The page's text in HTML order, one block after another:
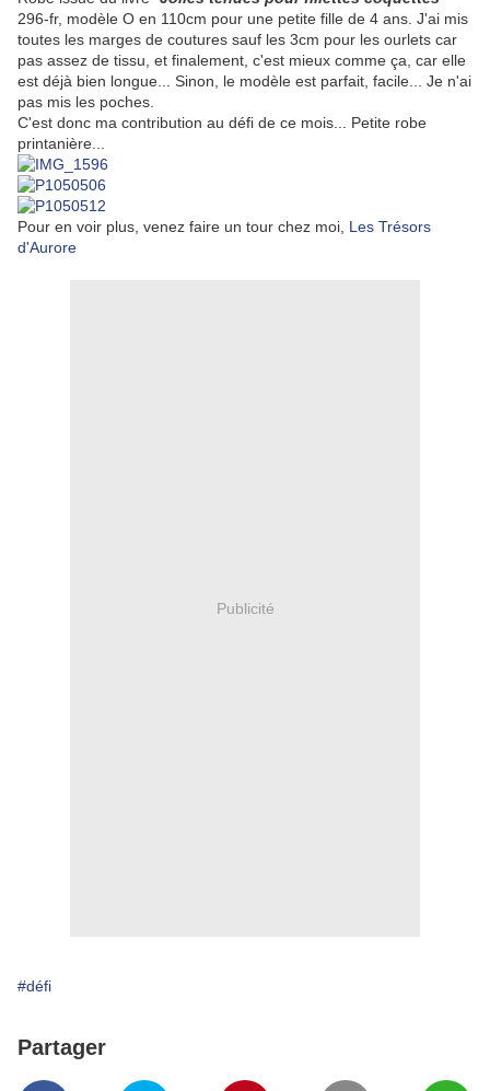
296-fr, modèle O en 110cm pour une petite fille de 4 ans. J'ai mis
toutes les marges de coutures sauf les 3cm pour les ourlets car
pas assez de tissu, et finalement, c'est mieux comme ça, car elle
est déjà bien longue... Sinon, le modèle est parfait, facile... Je n'ai
pas mis les poches.
C'est donc ma contribution au défi de ce mois... Petite robe
printanière...
Pour en voir plus, venez faire un tour chez moi, Les Trésors
d'Aurore
Publicité
#défi
Partager